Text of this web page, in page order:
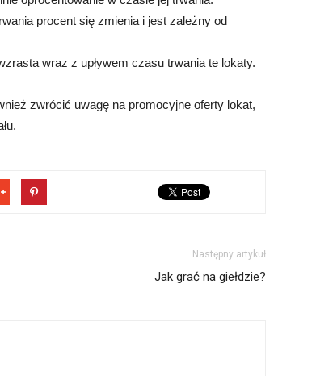
procent się zmienia i jest zależny od
wraz z upływem czasu trwania te lokaty.
zwrócić uwagę na promocyjne oferty lokat,
Następny artykuł
Jak grać na giełdzie?